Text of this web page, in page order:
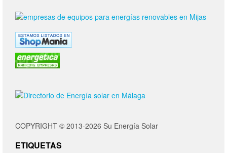
COPYRIGHT © 2013-2026 Su Energía Solar
ETIQUETAS